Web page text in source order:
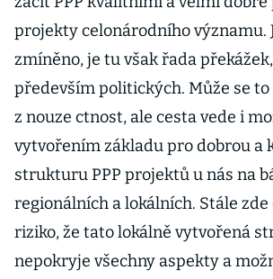
projekty celonárodního významu.
zmíněno, je tu však řada
především politických. Může se
z nouze ctnost, ale cesta vede i
vytvořením základu pro dobrou a
strukturu PPP projektů u nás na
regionálních a lokálních. Stále zde
riziko, že tato lokálně vytvořená
nepokryje všechny aspekty a